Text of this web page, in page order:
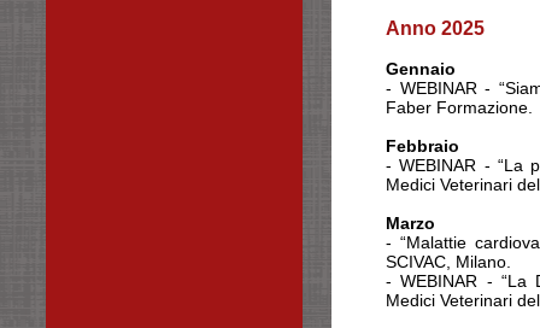
Anno 2025
Gennaio
- WEBINAR -
Faber Formazione.
Febbraio
- WEBINAR - “La
Medici Veterinari
Marzo
- “Malattie
SCIVAC, Milano.
- WEBINAR - “La
Medici Veterinari